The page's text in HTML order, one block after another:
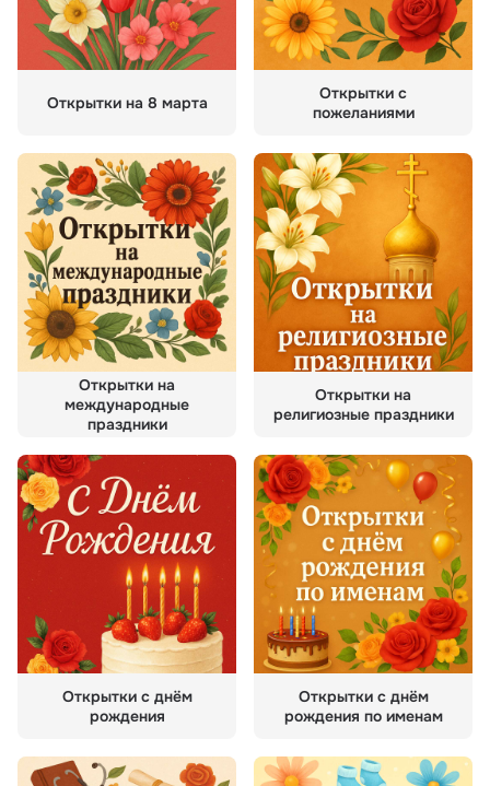
Открытки на 8 марта
Открытки с
пожеланиями
Открытки на
международные
праздники
Открытки на
религиозные праздники
Открытки с днём
рождения
Открытки с днём
рождения по именам